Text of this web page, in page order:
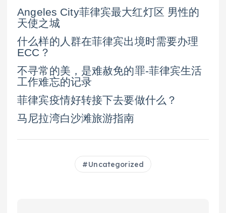
Angeles City菲律宾最大红灯区 男性的
天使之城
什么样的人群在菲律宾出境时需要办理
ECC？
不寻常的美，是难赦免的罪-菲律宾生活
工作难忘的记录
菲律宾疫情好转接下去要做什么？
马尼拉湾白沙滩旅游指南
Uncategorized